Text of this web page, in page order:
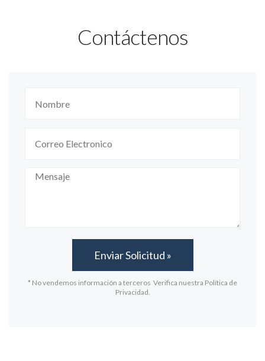
Contáctenos
* No vendemos información a terceros Verifica nuestra Política de
Privacidad.